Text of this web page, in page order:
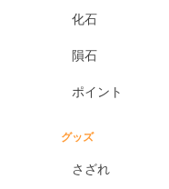
化石
隕石
ポイント
グッズ
さざれ